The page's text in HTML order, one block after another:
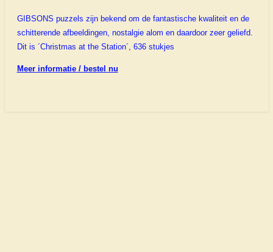
GIBSONS puzzels zijn bekend om de fantastische kwaliteit en de
schitterende afbeeldingen, nostalgie alom en daardoor zeer geliefd.
Dit is ´Christmas at the Station´, 636 stukjes
Meer informatie / bestel nu